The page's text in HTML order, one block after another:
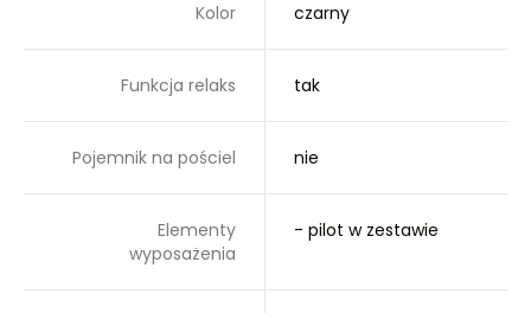
Kolor czarny
Funkcja relaks tak
Pojemnik na pościel nie
Elementy
wyposażenia
- pilot w zestawie